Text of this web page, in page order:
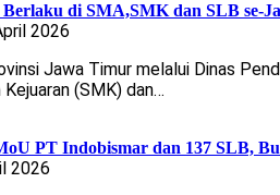
Berlaku di SMA,SMK dan SLB se-
2026
Jawa Timur melalui Dinas
(SMK) dan…
PT Indobismar dan 137 SLB,
2026